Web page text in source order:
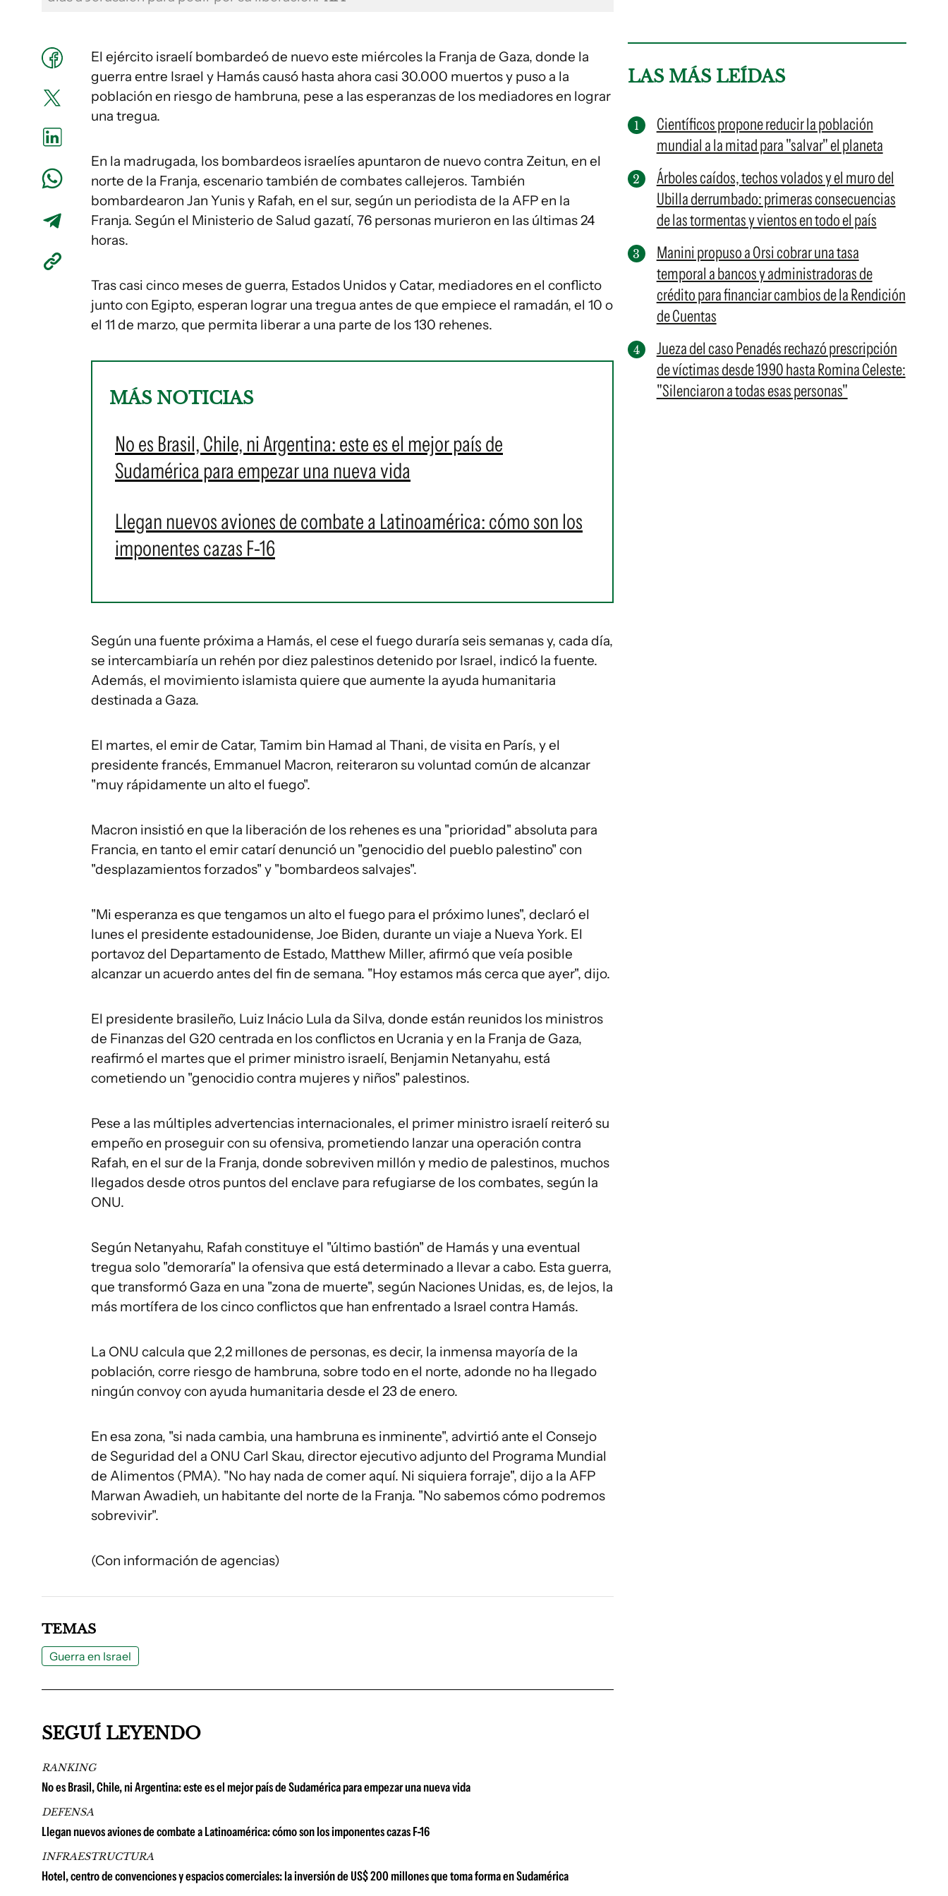
El ejército israelí bombardeó de nuevo este miércoles la Franja de Gaza, donde la
guerra entre Israel y Hamás causó hasta ahora casi 30.000 muertos y puso a la
población en riesgo de hambruna, pese a las esperanzas de los mediadores en lograr
una tregua.
En la madrugada, los bombardeos israelíes apuntaron de nuevo contra Zeitun, en el
norte de la Franja, escenario también de combates callejeros. También
bombardearon Jan Yunis y Rafah, en el sur, según un periodista de la AFP en la
Franja. Según el Ministerio de Salud gazatí, 76 personas murieron en las últimas 24
horas.
Tras casi cinco meses de guerra, Estados Unidos y Catar, mediadores en el conflicto
junto con Egipto, esperan lograr una tregua antes de que empiece el ramadán, el 10 o
el 11 de marzo, que permita liberar a una parte de los 130 rehenes.
MÁS NOTICIAS
No es Brasil, Chile, ni Argentina: este es el mejor país de
Sudamérica para empezar una nueva vida
Llegan nuevos aviones de combate a Latinoamérica: cómo son los
imponentes cazas F-16
Según una fuente próxima a Hamás, el cese el fuego duraría seis semanas y, cada día,
se intercambiaría un rehén por diez palestinos detenido por Israel, indicó la fuente.
Además, el movimiento islamista quiere que aumente la ayuda humanitaria
destinada a Gaza.
El martes, el emir de Catar, Tamim bin Hamad al Thani, de visita en París, y el
presidente francés, Emmanuel Macron, reiteraron su voluntad común de alcanzar
"muy rápidamente un alto el fuego".
Macron insistió en que la liberación de los rehenes es una "prioridad" absoluta para
Francia, en tanto el emir catarí denunció un "genocidio del pueblo palestino" con
"desplazamientos forzados" y "bombardeos salvajes".
"Mi esperanza es que tengamos un alto el fuego para el próximo lunes", declaró el
lunes el presidente estadounidense, Joe Biden, durante un viaje a Nueva York. El
portavoz del Departamento de Estado, Matthew Miller, afirmó que veía posible
alcanzar un acuerdo antes del fin de semana. "Hoy estamos más cerca que ayer", dijo.
El presidente brasileño, Luiz Inácio Lula da Silva, donde están reunidos los ministros
de Finanzas del G20 centrada en los conflictos en Ucrania y en la Franja de Gaza,
reafirmó el martes que el primer ministro israelí, Benjamin Netanyahu, está
cometiendo un "genocidio contra mujeres y niños" palestinos.
Pese a las múltiples advertencias internacionales, el primer ministro israelí reiteró su
empeño en proseguir con su ofensiva, prometiendo lanzar una operación contra
Rafah, en el sur de la Franja, donde sobreviven millón y medio de palestinos, muchos
llegados desde otros puntos del enclave para refugiarse de los combates, según la
ONU.
Según Netanyahu, Rafah constituye el "último bastión" de Hamás y una eventual
tregua solo "demoraría" la ofensiva que está determinado a llevar a cabo. Esta guerra,
que transformó Gaza en una "zona de muerte", según Naciones Unidas, es, de lejos, la
más mortífera de los cinco conflictos que han enfrentado a Israel contra Hamás.
La ONU calcula que 2,2 millones de personas, es decir, la inmensa mayoría de la
población, corre riesgo de hambruna, sobre todo en el norte, adonde no ha llegado
ningún convoy con ayuda humanitaria desde el 23 de enero.
En esa zona, "si nada cambia, una hambruna es inminente", advirtió ante el Consejo
de Seguridad del a ONU Carl Skau, director ejecutivo adjunto del Programa Mundial
de Alimentos (PMA). "No hay nada de comer aquí. Ni siquiera forraje", dijo a la AFP
Marwan Awadieh, un habitante del norte de la Franja. "No sabemos cómo podremos
sobrevivir".
(Con información de agencias)
LAS MÁS LEÍDAS
Científicos propone reducir la población
mundial a la mitad para "salvar" el planeta
Árboles caídos, techos volados y el muro del
Ubilla derrumbado: primeras consecuencias
de las tormentas y vientos en todo el país
Manini propuso a Orsi cobrar una tasa
temporal a bancos y administradoras de
crédito para financiar cambios de la Rendición
de Cuentas
Jueza del caso Penadés rechazó prescripción
de víctimas desde 1990 hasta Romina Celeste:
"Silenciaron a todas esas personas"
TEMAS
Guerra en Israel
SEGUÍ LEYENDO
RANKING
No es Brasil, Chile, ni Argentina: este es el mejor país de Sudamérica para empezar una nueva vida
DEFENSA
Llegan nuevos aviones de combate a Latinoamérica: cómo son los imponentes cazas F-16
INFRAESTRUCTURA
Hotel, centro de convenciones y espacios comerciales: la inversión de US$ 200 millones que toma forma en Sudamérica